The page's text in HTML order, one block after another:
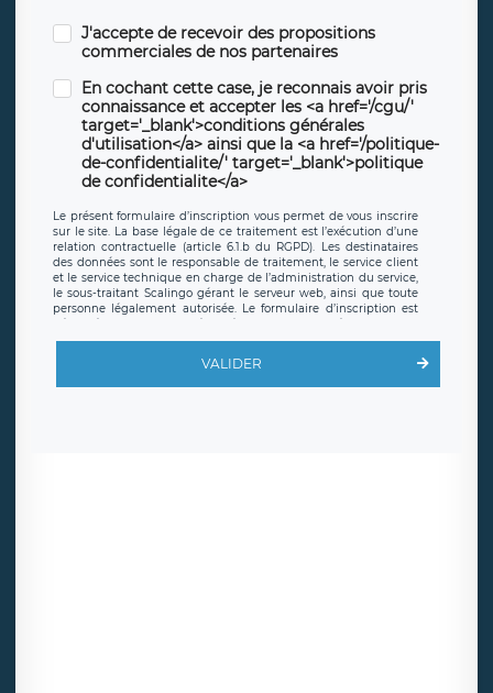
J'accepte de recevoir des propositions
commerciales de nos partenaires
En cochant cette case, je reconnais avoir pris
connaissance et accepter les <a href='/cgu/'
target='_blank'>conditions générales
d'utilisation</a> ainsi que la <a href='/politique-
de-confidentialite/' target='_blank'>politique
de confidentialite</a>
Le présent formulaire d’inscription vous permet de vous inscrire
sur le site. La base légale de ce traitement est l’exécution d’une
relation contractuelle (article 6.1.b du RGPD). Les destinataires
des données sont le responsable de traitement, le service client
et le service technique en charge de l’administration du service,
le sous-traitant Scalingo gérant le serveur web, ainsi que toute
personne légalement autorisée. Le formulaire d’inscription est
hébergé sur un serveur hébergé par Scalingo, basé en France et
offrant desclauses de protection conformes au RGPD. Les
en sollicite la suppression, étant entendu que vous pouvez
demander la suppression de vos données et retirer votre
VALIDER